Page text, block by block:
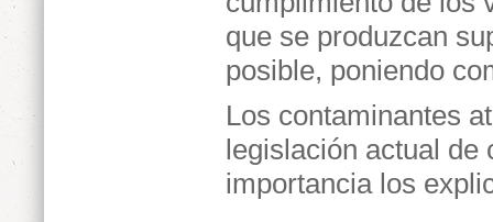
que se produzcan
posible, poniendo
Los contaminantes
legislación actual de
importancia los